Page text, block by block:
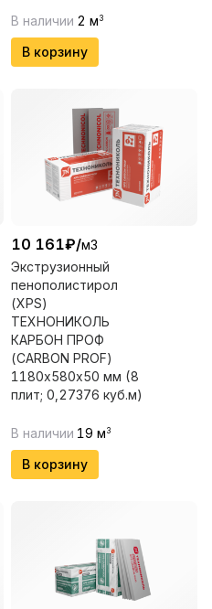
В наличии 2 м 3
В корзину
10 161₽/м3
Экструзионный
пенополистирол
(XPS)
ТЕХНОНИКОЛЬ
КАРБОН ПРОФ
(CARBON PROF)
1180х580х50 мм (8
плит; 0,27376 куб.м)
В наличии 19 м 3
В корзину